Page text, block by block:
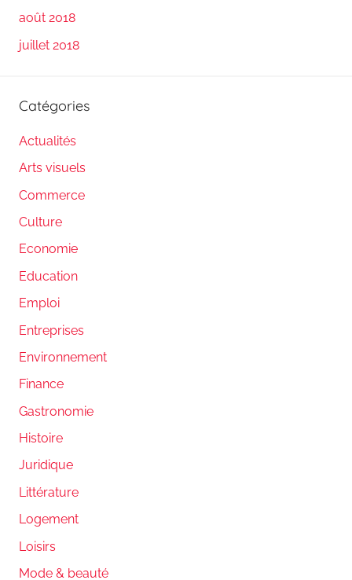
août 2018
juillet 2018
Catégories
Actualités
Arts visuels
Commerce
Culture
Economie
Education
Emploi
Entreprises
Environnement
Finance
Gastronomie
Histoire
Juridique
Littérature
Logement
Loisirs
Mode & beauté